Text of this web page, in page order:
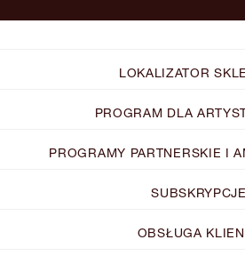
LOKALIZATOR
PROGRAM DLA
PROGRAMY PARTNERSKIE I
SUBSKRYPCJE
OBSŁUGA